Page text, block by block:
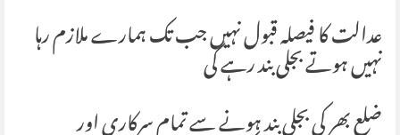
عدالت کا فیصلہ قبول نہیں جب تک ہمارے ملازم رہا
نہیں ہوتے بجلی بند رہے گی